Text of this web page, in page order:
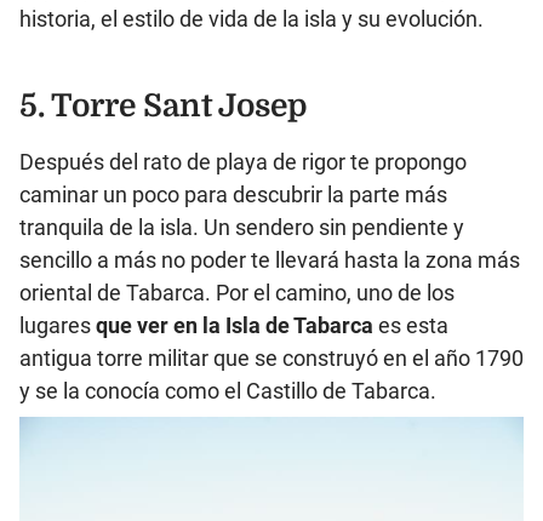
historia, el estilo de vida de la isla y su evolución.
5. Torre Sant Josep
Después del rato de playa de rigor te propongo
caminar un poco para descubrir la parte más
tranquila de la isla. Un sendero sin pendiente y
sencillo a más no poder te llevará hasta la zona más
oriental de Tabarca. Por el camino, uno de los
lugaresque ver en la Isla de Tabarca es esta
antigua torre militar que se construyó en el año 1790
y se la conocía como el Castillo de Tabarca.